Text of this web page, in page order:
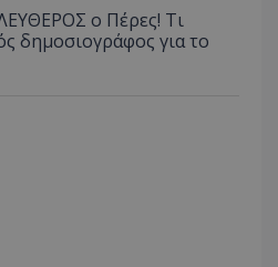
ο Πέρες! Τι
δημοσιογράφος για το